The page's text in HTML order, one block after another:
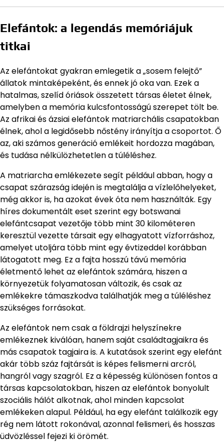
Elefántok: a legendás memóriájuk
titkai
Az elefántokat gyakran emlegetik a „sosem felejtő”
állatok mintaképeként, és ennek jó oka van. Ezek a
hatalmas, szelíd óriások összetett társas életet élnek,
amelyben a memória kulcsfontosságú szerepet tölt be.
Az afrikai és ázsiai elefántok matriarchális csapatokban
élnek, ahol a legidősebb nőstény irányítja a csoportot. Ő
az, aki számos generáció emlékeit hordozza magában,
és tudása nélkülözhetetlen a túléléshez.
A matriarcha emlékezete segít például abban, hogy a
csapat szárazság idején is megtalálja a vízlelőhelyeket,
még akkor is, ha azokat évek óta nem használták. Egy
híres dokumentált eset szerint egy botswanai
elefántcsapat vezetője több mint 30 kilométeren
keresztül vezette társait egy elhagyatott vízforráshoz,
amelyet utoljára több mint egy évtizeddel korábban
látogatott meg. Ez a fajta hosszú távú memória
életmentő lehet az elefántok számára, hiszen a
környezetük folyamatosan változik, és csak az
emlékekre támaszkodva találhatják meg a túléléshez
szükséges forrásokat.
Az elefántok nem csak a földrajzi helyszínekre
emlékeznek kiválóan, hanem saját családtagjaikra és
más csapatok tagjaira is. A kutatások szerint egy elefánt
akár több száz fajtársát is képes felismerni arcról,
hangról vagy szagról. Ez a képesség különösen fontos a
társas kapcsolatokban, hiszen az elefántok bonyolult
szociális hálót alkotnak, ahol minden kapcsolat
emlékeken alapul. Például, ha egy elefánt találkozik egy
rég nem látott rokonával, azonnal felismeri, és hosszas
üdvözléssel fejezi ki örömét.